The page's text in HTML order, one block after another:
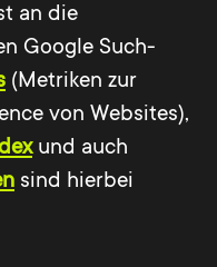
an die
Google Such-
(Metriken zur
von Websites),
und auch
sind hierbei